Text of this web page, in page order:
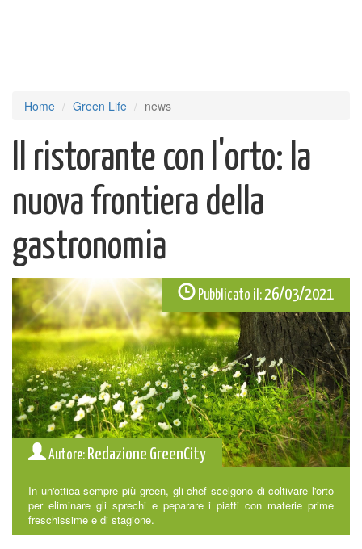
Home Green Life news
Il ristorante con l'orto: la
nuova frontiera della
gastronomia
Pubblicato il:26/03/2021
Autore: Redazione GreenCity
In un'ottica sempre più green, gli chef scelgono di coltivare l'orto
per eliminare gli sprechi e peparare i piatti con materie prime
freschissime e di stagione.